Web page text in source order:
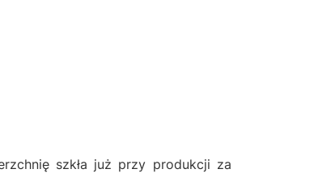
szkła już przy produkcji za